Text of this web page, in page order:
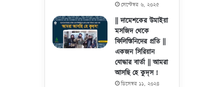
সেপ্টেম্বর ৬, ২০২৫
|| দামেশকের উমাইয়া
মসজিদ থেকে
ফিলিস্তিনিদের প্রতি ||
একজন সিরিয়ান
যোদ্ধার বার্তা || আমরা
আসছি হে কুদ্‌স !
ডিসেম্বর ১১, ২০২৪